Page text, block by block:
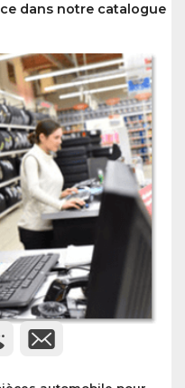
dans notre catalogue